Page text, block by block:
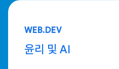
WEB.DEV
윤리 및 AI